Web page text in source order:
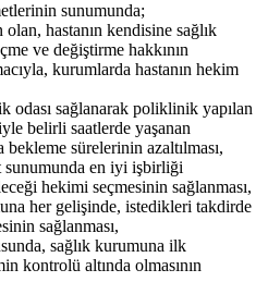
sunumunda;
hastanın kendisine sağlık
ve değiştirme hakkının
kurumlarda hastanın hekim
sağlanarak poliklinik yapılan
belirli saatlerde yaşanan
bekleme sürelerinin azaltılması,
en iyi işbirliği
hekimi seçmesinin sağlanması,
her gelişinde, istedikleri takdirde
sağlanması,
sağlık kurumuna ilk
kontrolü altında olmasının